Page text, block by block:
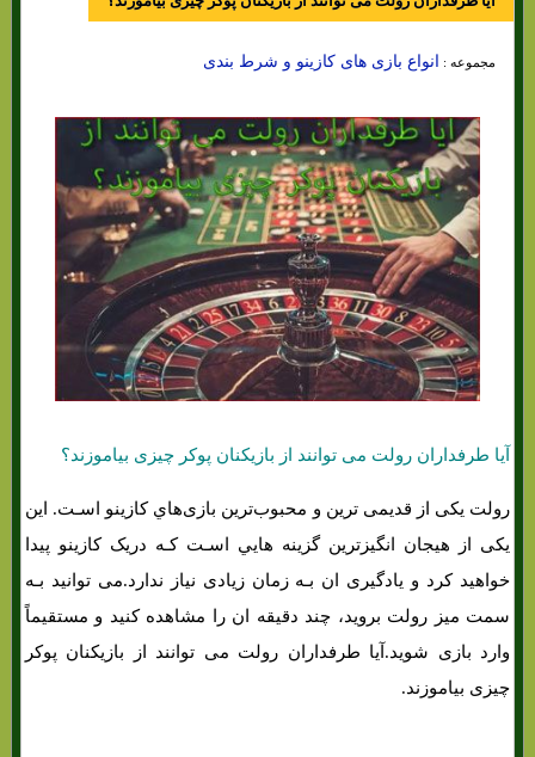
مجموعه : انواع بازی های کازینو و شرط بندی
آیا طرفداران رولت می توانند از بازیکنان پوکر چیزی بیاموزند؟
رولت یکی از قدیمی ترین و محبوب‌ترین بازی‌هاي‌ کازینو اسـت. این
یکی از هیجان انگیزترین گزینه هایي اسـت کـه دریک کازینو پیدا
خواهید کرد و یادگیری ان بـه زمان زیادی نیاز ندارد.می توانید بـه
سمت میز رولت بروید، چند دقیقه ان را مشاهده کنید و مستقیماً
وارد بازی شوید.آیا طرفداران رولت می توانند از بازیکنان پوکر
چیزی بیاموزند.